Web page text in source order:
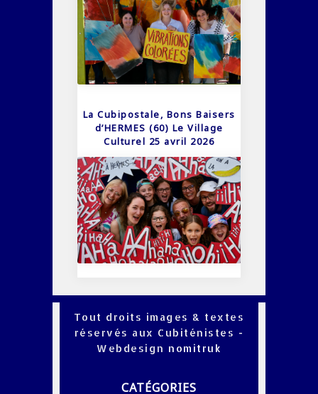
La Cubipostale, Bons Baisers
d’HERMES (60) Le Village
Culturel 25 avril 2026
Tout droits images & textes
réservés aux Cubiténistes -
Webdesign nomitruk
CATÉGORIES